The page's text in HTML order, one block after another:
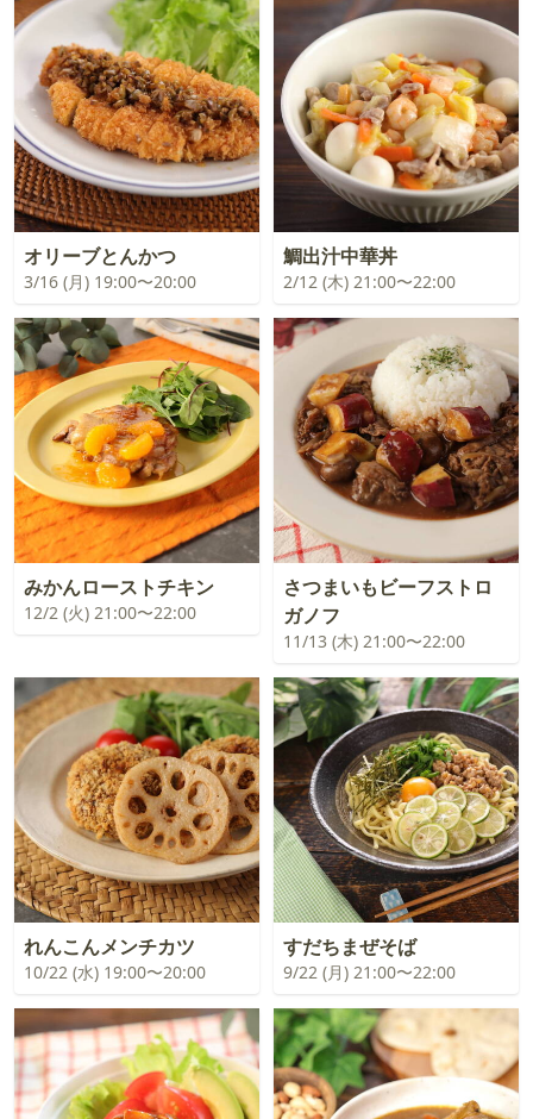
オリーブとんかつ
3/16 (月) 19:00〜20:00
鯛出汁中華丼
2/12 (木) 21:00〜22:00
みかんローストチキン
12/2 (火) 21:00〜22:00
さつまいもビーフストロ
ガノフ
11/13 (木) 21:00〜22:00
れんこんメンチカツ
10/22 (水) 19:00〜20:00
すだちまぜそば
9/22 (月) 21:00〜22:00